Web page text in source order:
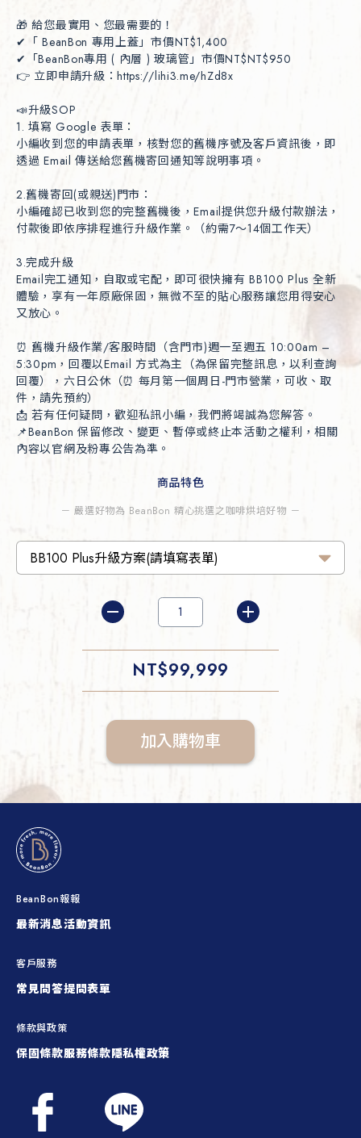
🎁 給您最實用、您最需要的！
✔「 BeanBon 專用上蓋」市價NT$1,400
✔「BeanBon專用 ( 內層 ) 玻璃管」市價NT$NT$950
👉 立即申請升級：https://lihi3.me/hZd8x
📣升級SOP
1. 填寫 Google 表單：
小編收到您的申請表單，核對您的舊機序號及客戶資訊後，即
透過 Email 傳送給您舊機寄回通知等說明事項。
2.舊機寄回(或親送)門市：
小編確認已收到您的完整舊機後，Email提供您升級付款辦法，
付款後即依序排程進行升級作業。（約需7～14個工作天）
3.完成升級
Email完工通知，自取或宅配，即可很快擁有 BB100 Plus 全新
體驗，享有一年原廠保固，無微不至的貼心服務讓您用得安心
又放心。
⏰ 舊機升級作業/客服時間（含門市)週一至週五 10:00am –
5:30pm，回覆以Email 方式為主（為保留完整訊息，以利查詢
回覆），六日公休（⏰ 每月第一個周日-門市營業，可收、取
件，請先預約）
📩 若有任何疑問，歡迎私訊小編，我們將竭誠為您解答。
📌BeanBon 保留修改、變更、暫停或終止本活動之權利，相關
商品特色
－ 嚴選好物為 BeanBon 精心挑選之咖啡烘培好物 －
NT$99,999
加入購物車
BeanBon報報
最新消息活動資訊
客戶服務
常見問答提問表單
條款與政策
保固條款服務條款隱私權政策